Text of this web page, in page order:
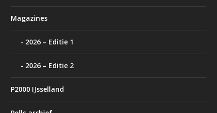
Magazines
2026 – Editie 1
2026 – Editie 2
P2000 IJsselland